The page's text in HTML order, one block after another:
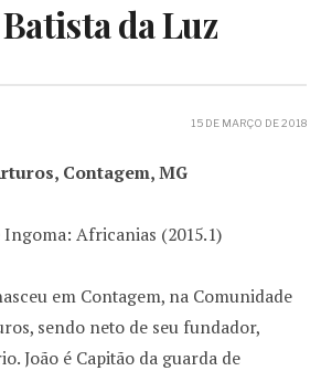
Batista da Luz
15 DE MARÇO DE 2018
Contagem, MG
Africanias (2015.1)
em Contagem, na Comunidade
sendo neto de seu fundador,
João é Capitão da guarda de